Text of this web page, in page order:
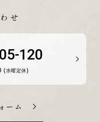
せ
120
(水曜定休)
ーム